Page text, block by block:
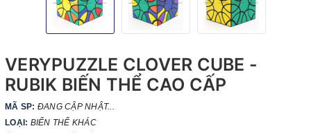
VERYPUZZLE CLOVER CUBE -
RUBIK BIẾN THỂ CAO CẤP
MÃ SP: ĐANG CẬP NHẬT...
LOẠI: BIẾN THỂ KHÁC